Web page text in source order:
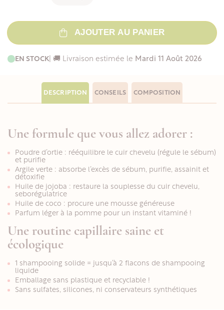
AJOUTER AU PANIER
EN STOCK | 🚚 Livraison estimée le Mardi 11 Août 2026
DESCRIPTION CONSEILS COMPOSITION
Une formule que vous allez adorer :
Poudre d’ortie : rééquilibre le cuir chevelu (régule le sébum)
et purifie
Argile verte : absorbe l’excès de sébum, purifie, assainit et
détoxifie
Huile de jojoba : restaure la souplesse du cuir chevelu,
seborégulatrice
Huile de coco : procure une mousse généreuse
Parfum léger à la pomme pour un instant vitaminé !
Une routine capillaire saine et
écologique
1 shampooing solide = jusqu’à 2 flacons de shampooing
liquide
Emballage sans plastique et recyclable !
Sans sulfates, silicones, ni conservateurs synthétiques